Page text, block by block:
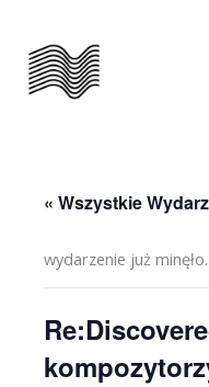
treści
« Wszystkie
wydarzenie już minęło.